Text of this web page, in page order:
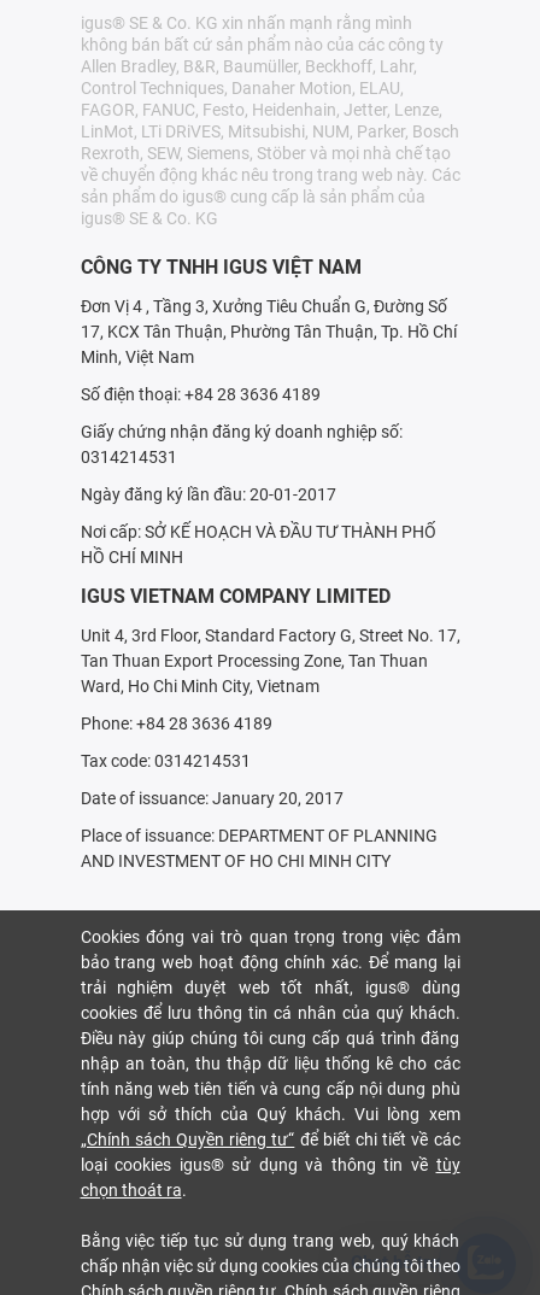
igus® SE & Co. KG xin nhấn mạnh rằng mình
không bán bất cứ sản phẩm nào của các công ty
Allen Bradley, B&R, Baumüller, Beckhoff, Lahr,
Control Techniques, Danaher Motion, ELAU,
FAGOR, FANUC, Festo, Heidenhain, Jetter, Lenze,
LinMot, LTi DRiVES, Mitsubishi, NUM, Parker, Bosch
Rexroth, SEW, Siemens, Stöber và mọi nhà chế tạo
về chuyển động khác nêu trong trang web này. Các
sản phẩm do igus® cung cấp là sản phẩm của
igus® SE & Co. KG
CÔNG TY TNHH IGUS VIỆT NAM
Đơn Vị 4 , Tầng 3, Xưởng Tiêu Chuẩn G, Đường Số
17, KCX Tân Thuận, Phường Tân Thuận, Tp. Hồ Chí
Minh, Việt Nam
Số điện thoại: +84 28 3636 4189
Giấy chứng nhận đăng ký doanh nghiệp số:
0314214531
Ngày đăng ký lần đầu: 20-01-2017
Nơi cấp: SỞ KẾ HOẠCH VÀ ÐẦU TƯ THÀNH PHỐ
HỒ CHÍ MINH
IGUS VIETNAM COMPANY LIMITED
Unit 4, 3rd Floor, Standard Factory G, Street No. 17,
Tan Thuan Export Processing Zone, Tan Thuan
Ward, Ho Chi Minh City, Vietnam
Phone: +84 28 3636 4189
Tax code: 0314214531
Date of issuance: January 20, 2017
Place of issuance: DEPARTMENT OF PLANNING
AND INVESTMENT OF HO CHI MINH CITY
Cookies đóng vai trò quan trọng trong việc đảm
bảo trang web hoạt động chính xác. Để mang lại
trải nghiệm duyệt web tốt nhất, igus® dùng
cookies để lưu thông tin cá nhân của quý khách.
Điều này giúp chúng tôi cung cấp quá trình đăng
nhập an toàn, thu thập dữ liệu thống kê cho các
tính năng web tiên tiến và cung cấp nội dung phù
hợp với sở thích của Quý khách. Vui lòng xem
„Chính sách Quyền riêng tư“ để biết chi tiết về các
loại cookies igus® sử dụng và thông tin về tùy
chọn thoát ra.
Bằng việc tiếp tục sử dụng trang web, quý khách
chấp nhận việc sử dụng cookies của chúng tôi theo
Chat hỗ trợ